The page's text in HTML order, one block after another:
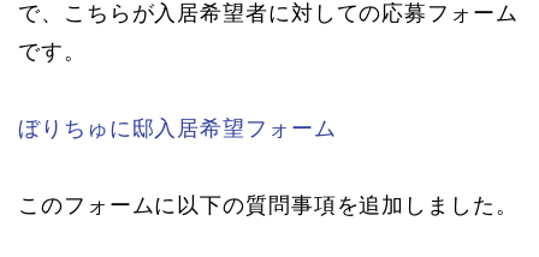
で、こちらが入居希望者に対しての応募フォーム
です。
ぼりちゅに邸入居希望フォーム
このフォームに以下の質問事項を追加しました。